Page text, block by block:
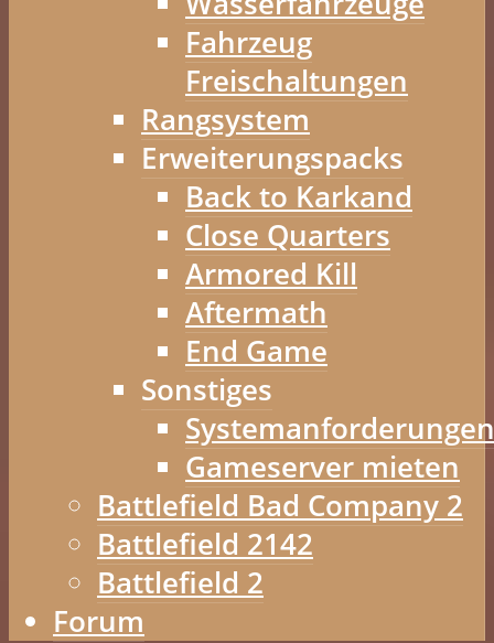
Fahrzeug
Freischaltungen
Rangsystem
Erweiterungspacks
Back to Karkand
Close Quarters
Armored Kill
Aftermath
End Game
Sonstiges
Systemanforderungen
Gameserver mieten
Battlefield Bad Company 2
Battlefield 2142
Battlefield 2
Forum